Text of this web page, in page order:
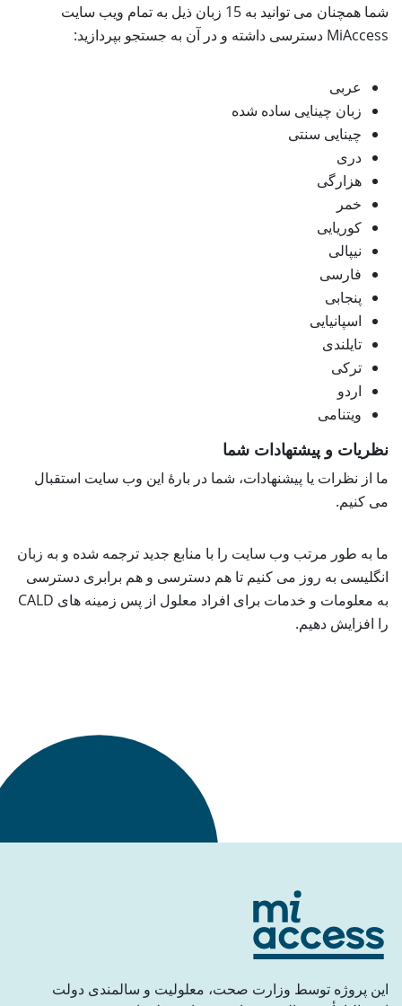
شما همچنان می توانید به 15 زبان ذیل به تمام ویب سایت
MiAccess دسترسی داشته و در آن به جستجو بپردازید:
عربی
زبان چینایی ساده شده
چینایی سنتی
دری
هزارگی
خمر
کوریایی
نیپالی
فارسی
پنجابی
اسپانیایی
تایلندی
ترکی
اردو
ویتنامی
نظریات و پیشتهادات شما
ما از نظرات یا پیشنهادات، شما در بارۀ این وب سایت استقبال
می کنیم.
ما به طور مرتب وب سایت را با منابع جدید ترجمه شده و به زبان
انگلیسی به روز می کنیم تا هم دسترسی و هم برابری دسترسی
به معلومات و خدمات برای افراد معلول از پس زمینه های CALD
را افزایش دهیم.
این پروژه توسط وزارت صحت، معلولیت و سالمندی دولت